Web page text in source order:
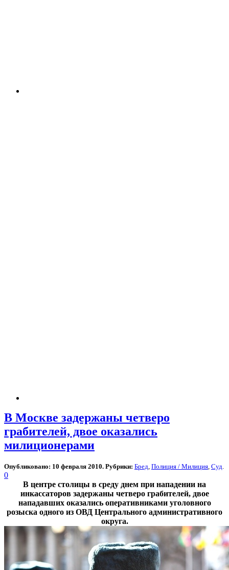
В Москве задержаны четверо
грабителей, двое оказались
милиционерами
Опубликовано: 10 февраля 2010. Рубрики: Бред Полиция / Милиция Суд
0
В центре столицы в среду днем при нападении на
инкассаторов задержаны четверо грабителей, двое
нападавших оказались оперативниками уголовного
розыска одного из ОВД Центрального административного
округа.